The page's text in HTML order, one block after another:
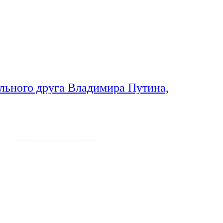
друга Владимира Путина,